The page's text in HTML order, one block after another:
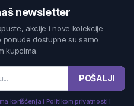
newsletter
akcije i nove kolekcije
dostupne su samo
kupcima.
POŠALJI
korišćenja i Politikom privatnosti i